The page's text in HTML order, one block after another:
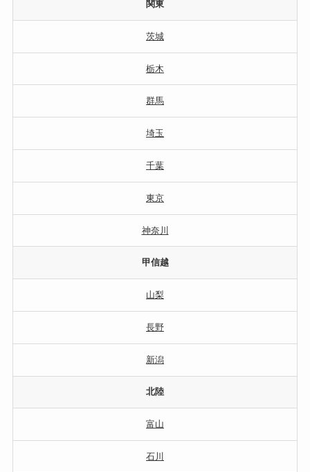
関東
茨城
栃木
群馬
埼玉
千葉
東京
神奈川
甲信越
山梨
長野
新潟
北陸
富山
石川